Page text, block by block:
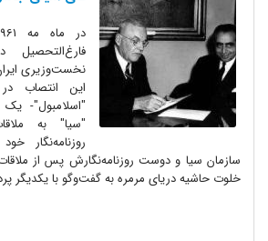
فارغ‌التحصیل
نخست‌وزیری
این انتصاب در
"اسلامبول"- یک
"سیا" به
روزنامه‌نگار
سازمان سیا و دوست روزنامه‌نگارش پس از ملاقات
خلوت حاشیه دریای مرمره به گفت‌وگو با یکدیگر